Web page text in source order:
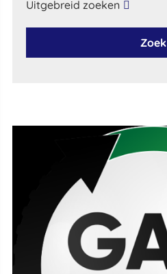
Uitgebreid zoeken
Zoek